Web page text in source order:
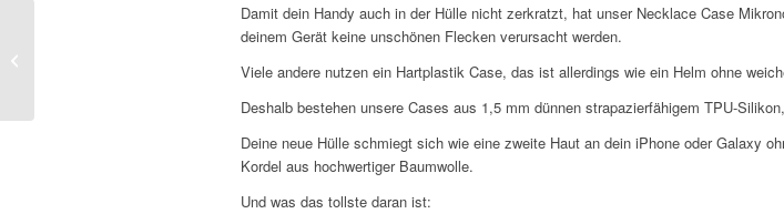
Damit dein Handy auch in der Hülle nicht zerkratzt, hat unser Necklace Case
deinem Gerät keine unschönen Flecken verursacht werden.
Viele andere nutzen ein Hartplastik Case, das ist allerdings wie ein Helm ohne
Deshalb bestehen unsere Cases aus 1,5 mm dünnen strapazierfähigem TPU-
Deine neue Hülle schmiegt sich wie eine zweite Haut an dein iPhone oder Galaxy
Kordel aus hochwertiger Baumwolle.
Und was das tollste daran ist: